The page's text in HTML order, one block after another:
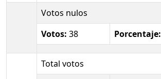
Votos nulos
Votos: 38 Porcentaje:
Total votos